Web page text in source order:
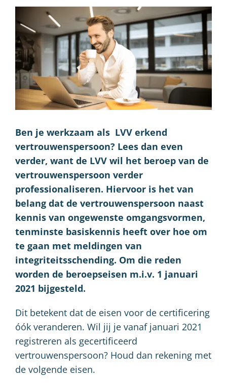
Ben je werkzaam als LVV erkend
vertrouwenspersoon? Lees dan even
verder, want de LVV wil het beroep van de
vertrouwenspersoon verder
professionaliseren. Hiervoor is het van
belang dat de vertrouwenspersoon naast
kennis van ongewenste omgangsvormen,
tenminste basiskennis heeft over hoe om
te gaan met meldingen van
integriteitsschending. Om die reden
worden de beroepseisen m.i.v. 1 januari
2021 bijgesteld.
Dit betekent dat de eisen voor de certificering
óók veranderen. Wil jij je vanaf januari 2021
registreren als gecertificeerd
vertrouwenspersoon? Houd dan rekening met
de volgende eisen.